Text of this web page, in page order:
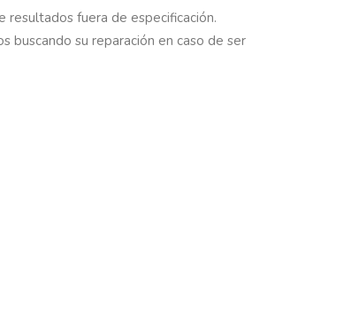
fuera de especificación.
buscando su reparación en caso de ser